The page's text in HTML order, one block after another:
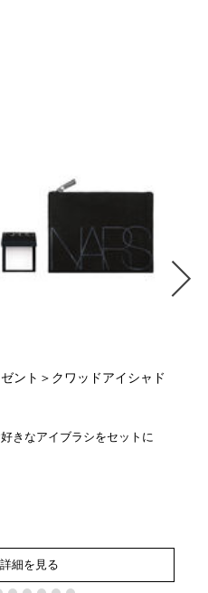
ント＞クワッドアイシャド
きなアイブラシをセットに
細を見る